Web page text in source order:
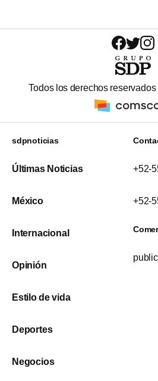
Todos los derechos
sdpnoticias
Últimas Noticias
México
Internacional
Opinión
Estilo de vida
Deportes
Negocios
+52-
+52-